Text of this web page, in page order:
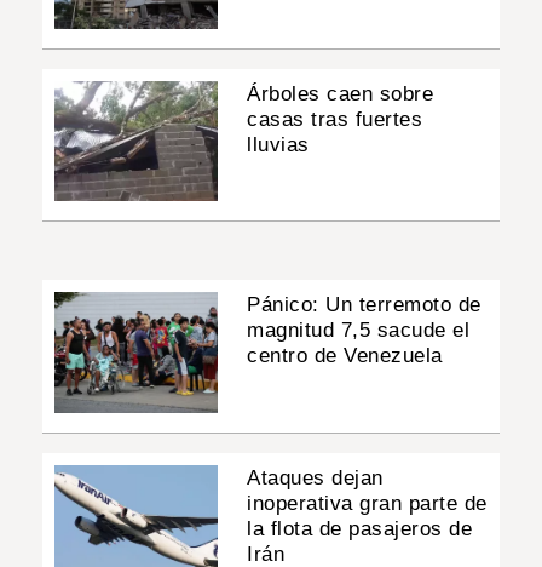
Árboles caen sobre
casas tras fuertes
lluvias
Pánico: Un terremoto de
magnitud 7,5 sacude el
centro de Venezuela
Ataques dejan
inoperativa gran parte de
la flota de pasajeros de
Irán